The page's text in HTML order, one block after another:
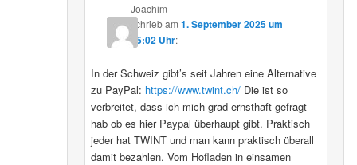
Joachim
schriebam 1. September 2025 um
15:02 Uhr:
In der Schweiz gibt’s seit Jahren eine Alternative
zu PayPal: https://www.twint.ch/Die ist so
verbreitet, dass ich mich grad ernsthaft gefragt
hab ob es hier Paypal überhaupt gibt. Praktisch
jeder hat TWINT und man kann praktisch überall
damit bezahlen. Vom Hofladen in einsamen